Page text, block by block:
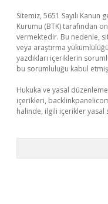
Sitemiz, 5651 Sayılı
Kurumu (BTK) tarafından
vermektedir. Bu nedenle,
veya araştırma
yazdıkları içeriklerin
bu sorumluluğu kabul etmiş
Hukuka ve yasal
içerikleri,
halinde, ilgili içerikler yasal